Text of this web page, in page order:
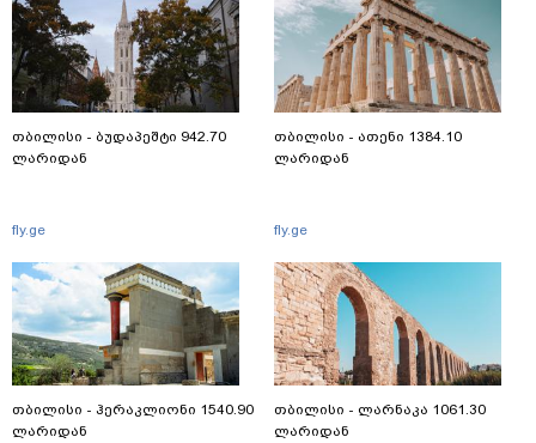
თბილისი - ბუდაპეშტი 942.70
ლარიდან
fly.ge
თბილისი - ჰერაკლიონი 1540.90
ლარიდან
თბილისი - ათენი 1384.10
ლარიდან
fly.ge
თბილისი - ლარნაკა 1061.30
ლარიდან